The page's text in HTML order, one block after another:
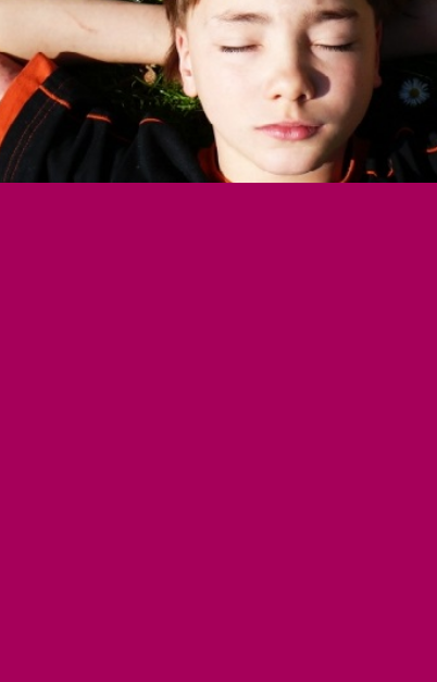
Präventionsprojekte
Fortbildungen